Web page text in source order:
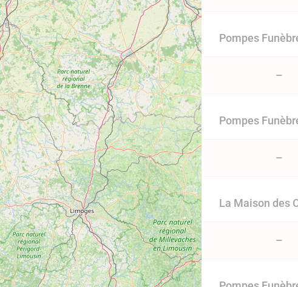
Pompes
–
Pompes
–
La Maison des
–